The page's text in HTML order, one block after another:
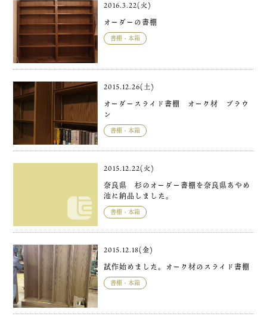
2016.3.22(火)
オーダーの書棚
書棚・本箱
2015.12.26(土)
オーダースライド書棚 オーク材 ブラウ
ン
書棚・本箱
2015.12.22(火)
奈良県 杉のオーダー書棚を奈良県あやめ
池に納品しました。
書棚・本箱
2015.12.18(金)
試作始めました。オーク材のスライド書棚
書棚・本箱